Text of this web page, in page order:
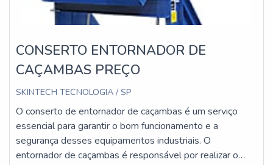
CONSERTO ENTORNADOR DE
CAÇAMBAS PREÇO
SKINTECH TECNOLOGIA / SP
O conserto de entornador de caçambas é um serviço
essencial para garantir o bom funcionamento e a
segurança desses equipamentos industriais. O
entornador de caçambas é responsável por realizar o